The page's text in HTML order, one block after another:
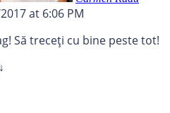
at 6:06 PM
Să treceți cu bine peste tot!
↓